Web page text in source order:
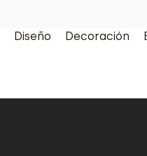
Diseño Decoración